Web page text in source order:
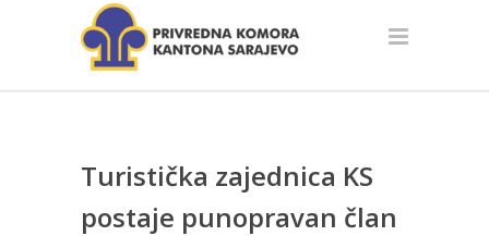
Turistička zajednica KS
postaje punopravan član